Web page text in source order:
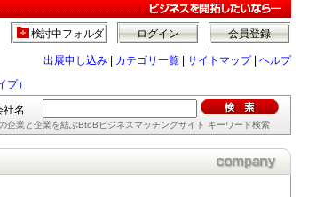
会員登録
ログイン
検討中フォルダ
出展申し込み カテゴリ一覧 サイトマップ| ヘルプ
）
社名
企業と企業を結ぶBtoBビジネスマッチングサイト キーワード検索